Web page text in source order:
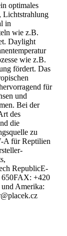
optimales
Lichtstrahlung
in
wie z.B.
Daylight
wie z.B.
fördert. Das
für
und
Bei der
des
die
zu
A für Reptilien
RepublicE-
650FAX: +420
Amerika: